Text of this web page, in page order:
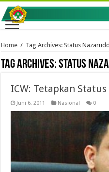
Home / Tag Archives: Status
Tag Archives:Status
ICW: Tetapkan
Juni 6, 2011 Nasional 0